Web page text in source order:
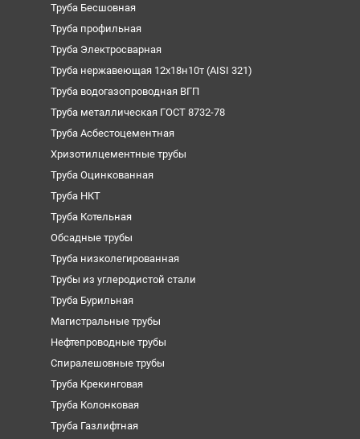
Труба Бесшовная
Труба профильная
Труба Электросварная
Труба нержавеющая 12х18н10т (AISI 321)
Труба водогазопроводная ВГП
Труба металлическая ГОСТ 8732-78
Труба Асбестоцементная
Хризотилцементные трубы
Труба Оцинкованная
Труба НКТ
Труба Котельная
Обсадные трубы
Труба низколегированная
Трубы из углеродистой стали
Труба Бурильная
Магистральные трубы
Нефтепроводные трубы
Спиралешовные трубы
Труба Крекинговая
Труба Колонковая
Труба Газлифтная